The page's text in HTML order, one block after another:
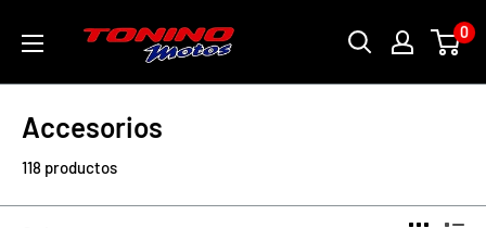
directamente
toninomotoschile 0
Accesorios
118 productos